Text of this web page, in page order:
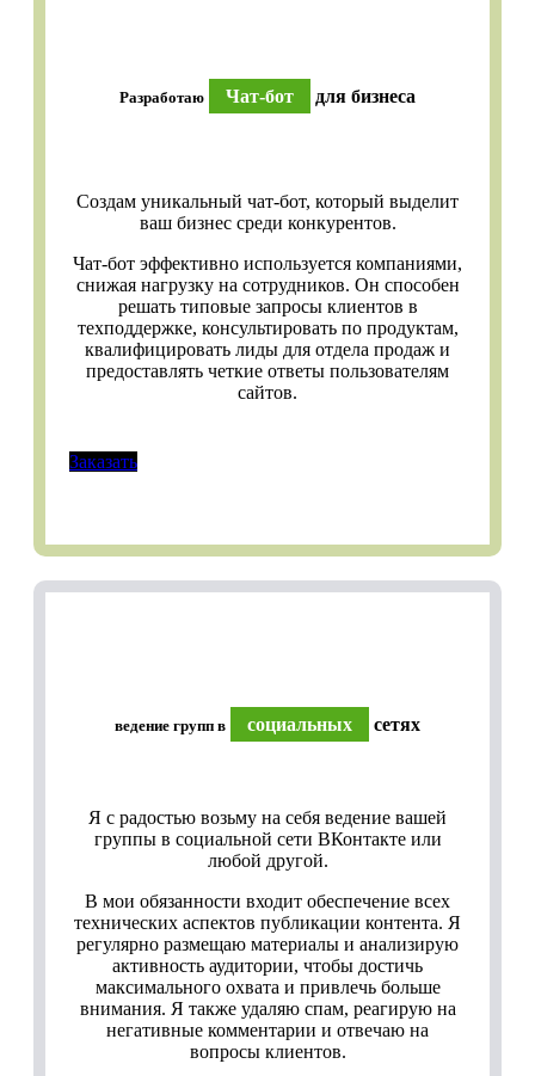
Разработаю Чат-бот для бизнеса
Создам уникальный чат-бот, который выделит
ваш бизнес среди конкурентов.
Чат-бот эффективно используется компаниями,
снижая нагрузку на сотрудников. Он способен
решать типовые запросы клиентов в
техподдержке, консультировать по продуктам,
квалифицировать лиды для отдела продаж и
предоставлять четкие ответы пользователям
сайтов.
Заказать
ведение групп в социальных сетях
Я с радостью возьму на себя ведение вашей
группы в социальной сети ВКонтакте или
любой другой.
В мои обязанности входит обеспечение всех
технических аспектов публикации контента. Я
регулярно размещаю материалы и анализирую
активность аудитории, чтобы достичь
максимального охвата и привлечь больше
внимания. Я также удаляю спам, реагирую на
негативные комментарии и отвечаю на
вопросы клиентов.